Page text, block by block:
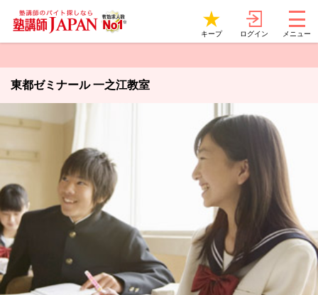
キープ ログイン メニュー
東都ゼミナール 一之江教室